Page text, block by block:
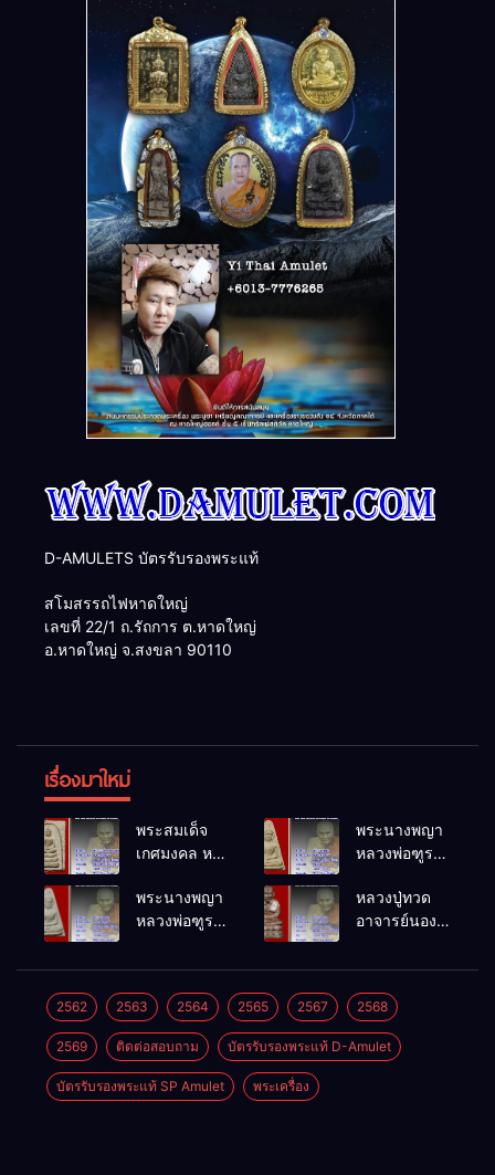
D-AMULETS บัตรรับรองพระแท้
สโมสรรถไฟหาดใหญ่
เลขที่ 22/1 ถ.รัถการ ต.หาดใหญ่
อ.หาดใหญ่ จ.สงขลา 90110
เรื่องมาใหม่
พระสมเด็จ
เกศมงคล หล
โพธิ์นิมิตร
พ.ศ.2512
พระนางพญา
หลวงพ่อฑูรย์
พ.ศ.2512
พระนางพญา
หลวงพ่อฑูรย์
พ.ศ.2512
หลวงปู่ทวด
อาจารย์นอง
พ.ศ.2541
2562 2563 2564 2565 2567 2568
2569 ติดต่อสอบถาม บัตรรับรองพระแท้ D-Amulet
บัตรรับรองพระแท้ SP Amulet พระเครื่อง